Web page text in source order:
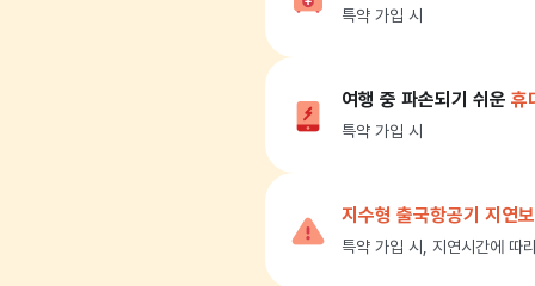
특약 가입 시
여행 중 파손되기 쉬운 휴
특약 가입 시
지수형 출국항공기 지연
특약 가입 시, 지연시간에 따